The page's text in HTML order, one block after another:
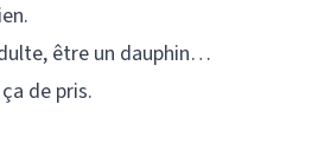
être un dauphin…
de pris.